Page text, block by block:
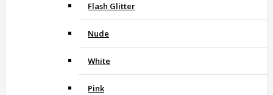
Flash Glitter
Nude
White
Pink